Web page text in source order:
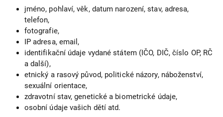
jméno, pohlaví, věk, datum narození, stav, adresa,
telefon,
fotografie,
IP adresa, email,
identifikační údaje vydané státem (IČO, DIČ, číslo OP, RČ
a další),
etnický a rasový původ, politické názory, náboženství,
sexuální orientace,
zdravotní stav, genetické a biometrické údaje,
osobní údaje vašich dětí atd.